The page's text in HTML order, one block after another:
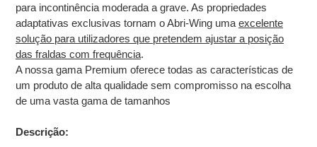
para incontinência moderada a grave. As propriedades
adaptativas exclusivas tornam o Abri-Wing uma excelente
solução para utilizadores que pretendem ajustar a posição
das fraldas com frequência.
A nossa gama Premium oferece todas as características de
um produto de alta qualidade sem compromisso na escolha
de uma vasta gama de tamanhos
Descrição: